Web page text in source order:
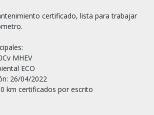
certificado, lista para trabajar
MHEV
ECO
26/04/2022
km certificados por escrito